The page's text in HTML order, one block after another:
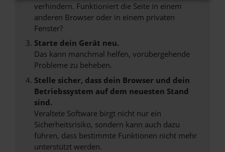
verhindern. Funktioniert die Seite in einem
anderen Browser oder in einem privaten
Fenster?
Starte dein Gerät neu.
Das kann manchmal helfen, vorübergehende
Probleme zu beheben.
Stelle sicher, dass dein Browser und dein
Betriebssystem auf dem neuesten Stand
sind.
Veraltete Software birgt nicht nur ein
Sicherheitsrisiko, sondern kann auch dazu
führen, dass bestimmte Funktionen nicht mehr
unterstützt werden.